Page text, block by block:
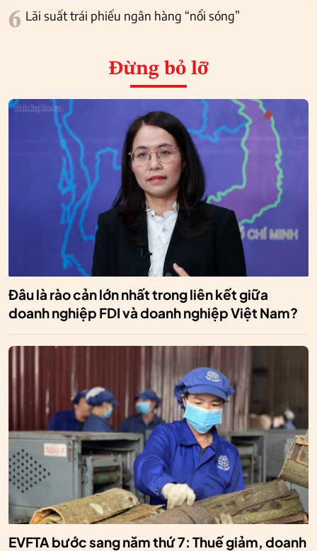
6 Lãi suất trái phiếu ngân hàng “nổi sóng”
Đừng bỏ lỡ
Đâu là rào cản lớn nhất trong liên kết giữa
doanh nghiệp FDI và doanh nghiệp Việt Nam?
EVFTA bước sang năm thứ 7: Thuế giảm, doanh